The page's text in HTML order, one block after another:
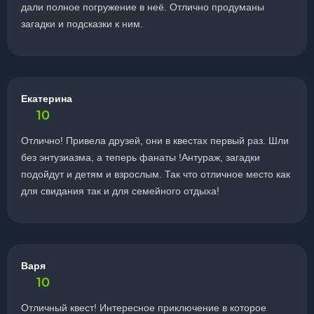
дали полное погружение в неё. Отлично продуманы
загадки и подсказки к ним.
Екатерина
10
Отлично! Привела друзей, они в квестах первый раз. Шли
без энтузиазма, а теперь фанаты !Антураж, загадки
подойдут и детям и взрослым. Так что отличное место как
для свидания так и для семейного отдыха!
Варя
10
Отличный квест! Интересное приключение в которое